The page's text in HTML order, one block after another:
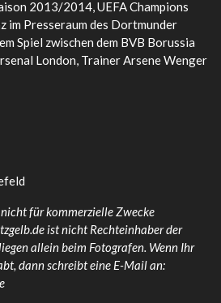
2013/2014, UEFA Champions
im Presseraum des Dortmunder
Spiel zwischen dem BVB Borussia
London, Trainer Arsene Wenger
für kommerzielle Zwecke
ist nicht Rechteinhaber der
allein beim Fotografen. Wenn Ihr
dann schreibt eine E-Mail an: